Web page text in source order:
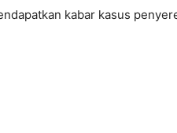
kabar kasus